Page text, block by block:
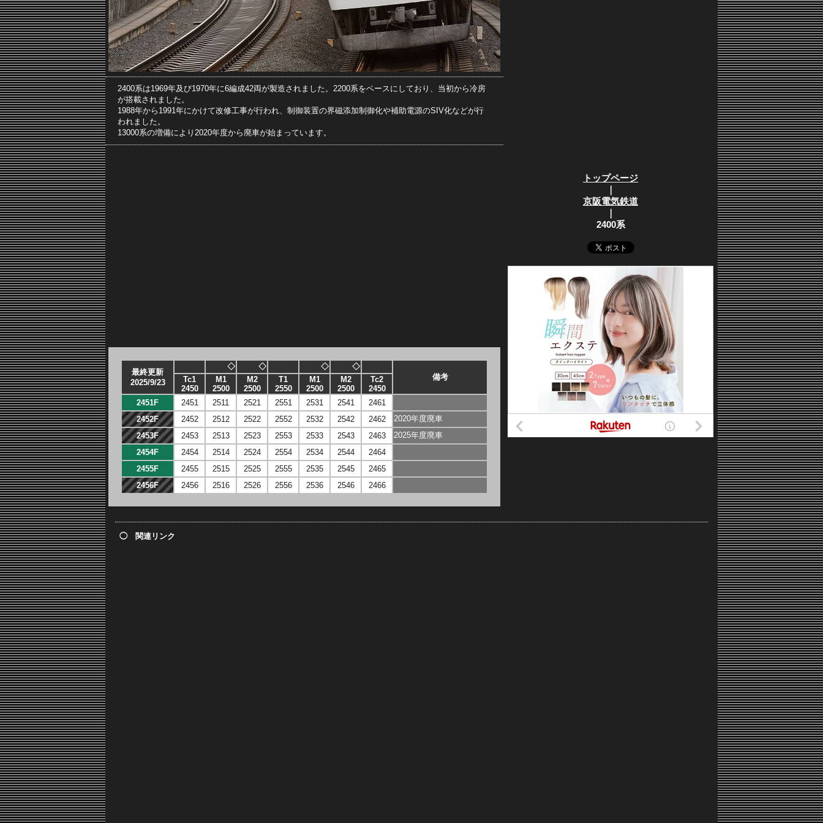
2400系は1969年及び1970年に6編成42両が製造されました。2200系をベースにしており、当初から冷房
が搭載されました。
1988年から1991年にかけて改修工事が行われ、制御装置の界磁添加制御化や補助電源のSIV化などが行
われました。
13000系の増備により2020年度から廃車が始まっています。
最終更新
2025/9/23
◇ ◇ ◇
◇
備考
Tc1
2450
M1
2500
M2
2500
T1
2550
M1
2500
M2
2500
Tc2
2450
2451F
2451 2511 2521 2551 2531 2541
2461
2452F
2452 2512 2522 2552 2532 2542 2462
2020年度廃車
2453F
2453 2513 2523 2553 2533 2543 2463
2025年度廃車
2454F
2454 2514 2524 2554 2534 2544
2464
2455F
2455 2515 2525 2555 2535 2545
2465
2456F
2456 2516 2526 2556 2536 2546 2466
トップページ
｜
京阪電気鉄道
｜
2400系
◯ 関連リンク